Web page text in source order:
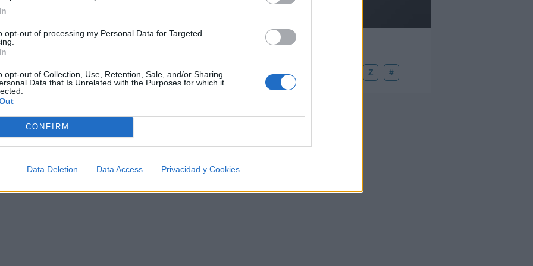
opt-out of processing my Personal Data for Targeted
opt-out of Collection, Use, Retention, Sale, and/or Sharing
Data that Is Unrelated with the Purposes for which it
CONFIRM
Data Deletion Data Access Privacidad y Cookies
I J K L M N O P Q R S V Z #